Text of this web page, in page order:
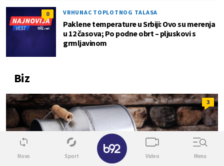
0 VRHUNAC TOPLOTNOG TALASA
Paklene temperature u Srbiji: Ovo su merenja
u 12 časova; Po podne obrt – pljuskovi s
grmljavinom
Biz
3
Novo Sport Video Menu
✕